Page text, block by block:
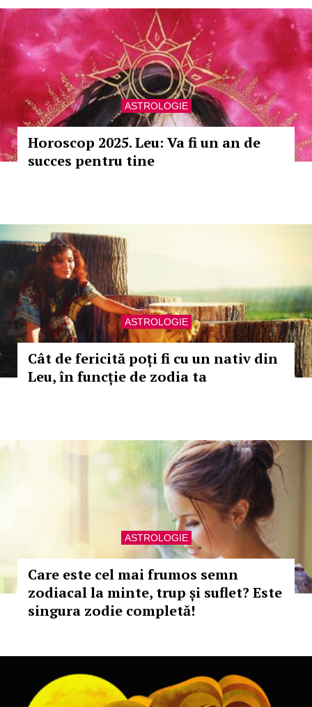
ASTROLOGIE
Horoscop 2025. Leu: Va fi un an de
succes pentru tine
ASTROLOGIE
Cât de fericită poți fi cu un nativ din
Leu, în funcție de zodia ta
ASTROLOGIE
Care este cel mai frumos semn
zodiacal la minte, trup și suflet? Este
singura zodie completă!